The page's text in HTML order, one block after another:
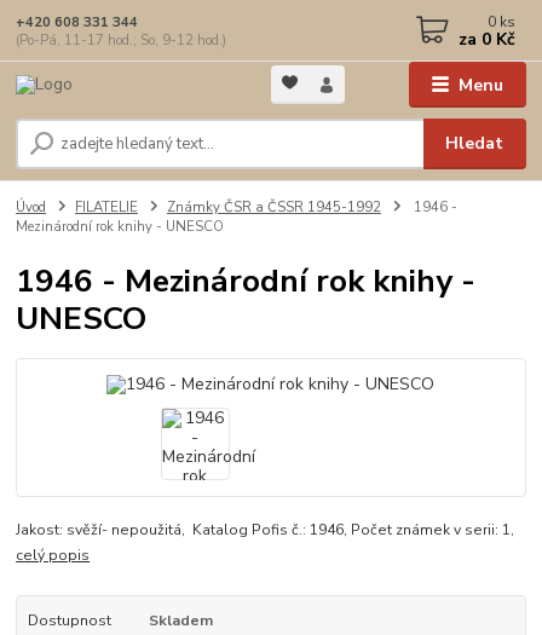
Menu
Hledat
+420 608 331 344
(Po-Pá, 11-17 hod.; So, 9-12 hod.)
0 ks
za 0 Kč
Úvod FILATELIE Známky ČSR a ČSSR 1945-1992
1946 -
Mezinárodní rok knihy - UNESCO
1946 - Mezinárodní rok knihy -
UNESCO
Jakost: svěží- nepoužitá, Katalog Pofis č.: 1946, Počet známek v serii: 1,
celý popis
Dostupnost Skladem